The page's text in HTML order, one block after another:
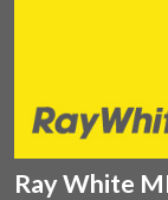
Ray White